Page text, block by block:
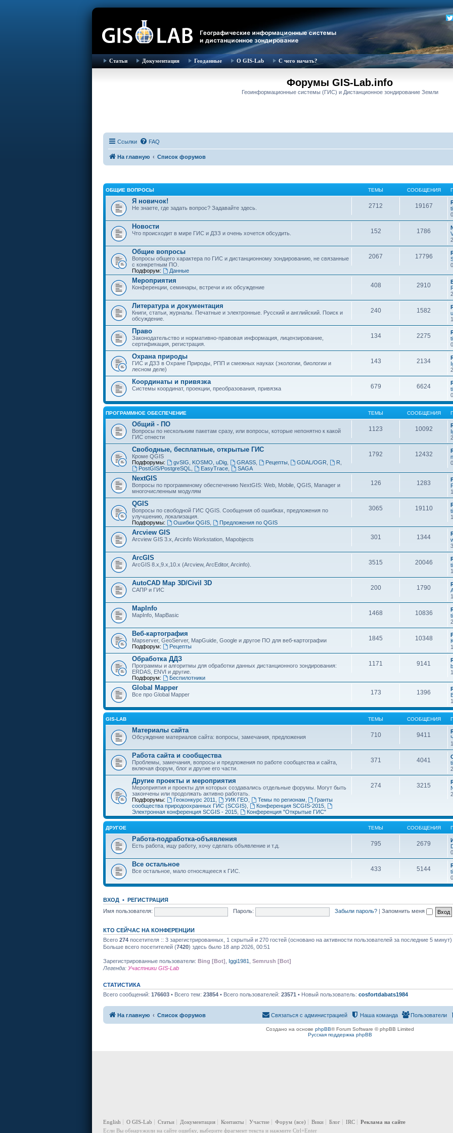
Статьи Документация Геоданные О GIS-Lab С чего начать?
Форумы GIS-Lab.info
Геоинформационные системы (ГИС) и Дистанционное зондирование Земли
Ссылки FAQ
На главную Список форумов
ОБЩИЕ ВОПРОСЫ ТЕМЫ СООБЩЕНИЯ
Я новичок!
Не знаете, где задать вопрос? Задавайте здесь. 2712 19167
Новости
Что происходит в мире ГИС и ДЗЗ и очень хочется обсудить. 152 1786
Общие вопросы
Вопросы общего характера по ГИС и дистанционному зондированию, не связанные
с конкретным ПО.
Подфорум:
Данные
2067 17796
Мероприятия
Конференции, семинары, встречи и их обсуждение 408 2910
Литература и документация
Книги, статьи, журналы. Печатные и электронные. Русский и английский. Поиск и
обсуждение.
240 1582
Право
Законодательство и нормативно-правовая информация, лицензирование,
сертификация, регистрация.
134 2275
Охрана природы
ГИС и ДЗЗ в Охране Природы, РПП и смежных науках (экологии, биологии и
лесном деле)
143 2134
Координаты и привязка
Системы координат, проекции, преобразования, привязка 679 6624
ПРОГРАММНОЕ ОБЕСПЕЧЕНИЕ ТЕМЫ СООБЩЕНИЯ
Общий - ПО
Вопросы по нескольким пакетам сразу, или вопросы, которые непонятно к какой
ГИС отнести
1123 10092
Свободные, бесплатные, открытые ГИС
Кроме QGIS
Подфорумы:
gvSIG, KOSMO, uDig, GRASS, Рецепты, GDAL/OGR R
PostGIS/PostgreSQL
EasyTrace, SAGA
1792 12432
NextGIS
Вопросы по программному обеспечению NextGIS: Web, Mobile, QGIS, Manager и
многочисленным модулям
126 1283
QGIS
Вопросы по свободной ГИС QGIS. Сообщения об ошибках, предложения по
улучшению, локализация.
Подфорумы:
Ошибки QGIS, Предложения по QGIS
3065 19110
Arcview GIS
Arcview GIS 3.x, Arcinfo Workstation, Mapobjects 301 1344
ArcGIS
ArcGIS 8.x,9.x,10.x (Arcview, ArcEditor, Arcinfo). 3515 20046
AutoCAD Map 3D/Civil 3D
САПР и ГИС 200 1790
MapInfo
MapInfo, MapBasic 1468 10836
Веб-картография
Mapserver, GeoServer, MapGuide, Google и другое ПО для веб-картографии
Подфорум:
Рецепты
1845 10348
Обработка ДДЗ
Программы и алгоритмы для обработки данных дистанционного зондирования:
ERDAS, ENVI и другие.
Подфорум:
Беспилотники
1171 9141
Global Mapper
Все про Global Mapper 173 1396
GIS-LAB ТЕМЫ СООБЩЕНИЯ
Материалы сайта
Обсуждение материалов сайта: вопросы, замечания, предложения 710 9411
Работа сайта и сообщества
Проблемы, замечания, вопросы и предложения по работе сообщества и сайта,
включая форум, блог и другие его части.
371 4041
Другие проекты и мероприятия
Мероприятия и проекты для которых создавались отдельные форумы. Могут быть
закончены или продолжать активно работать.
Подфорумы:
Геоконкурс 2011 УИК ГЕО Темы по регионам
Гранты
сообщества природоохранных ГИС (SCGIS)
Конференция SCGIS-2015,
Электронная конференция SCGIS - 2015
Конференция "Открытые ГИС"
274 3215
ДРУГОЕ ТЕМЫ СООБЩЕНИЯ
Работа-подработка-объявления
Есть работа, ищу работу, хочу сделать объявление и т.д. 795 2679
Все остальное
Все остальное, мало относящееся к ГИС. 433 5144
ВХОД • РЕГИСТРАЦИЯ
Имя пользователя:
Пароль: Забыли пароль? Запомнить меня
КТО СЕЙЧАС НА КОНФЕРЕНЦИИ
Всего 274 посетителя :: 3 зарегистрированных, 1 скрытый и 270 гостей (основано на активности пользователей за последние 5 минут)
Больше всего посетителей (7420) здесь было 18 апр 2026, 00:51
Зарегистрированные пользователи: Bing [Bot] Iggi1981
Semrush [Bot]
Легенда: Участники GIS-Lab
СТАТИСТИКА
Всего сообщений: 176603 • Всего тем: 23854 • Всего пользователей: 23571 • Новый пользователь: cosfortdabats1984
На главную Список форумов Пользователи
Наша команда
Связаться с администрацией
Создано на основе phpBB® Forum Software © phpBB Limited
Русская поддержка phpBB
English О GIS-Lab Статьи Документация Контакты Участие Форум (все) Вики Блог IRC
Реклама на сайте
Если Вы обнаружили на сайте ошибку, выберите фрагмент текста и нажмите Ctrl+Enter